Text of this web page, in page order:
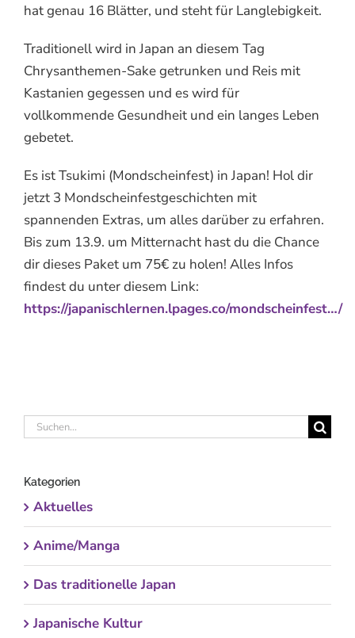
hat genau 16 Blätter, und steht für Langlebigkeit.
Traditionell wird in Japan an diesem Tag
Chrysanthemen-Sake getrunken und Reis mit
Kastanien gegessen und es wird für
vollkommende Gesundheit und ein langes Leben
gebetet.
Es ist Tsukimi (Mondscheinfest) in Japan! Hol dir
jetzt 3 Mondscheinfestgeschichten mit
spannenden Extras, um alles darüber zu erfahren.
Bis zum 13.9. um Mitternacht hast du die Chance
dir dieses Paket um 75€ zu holen! Alles Infos
findest du unter diesem Link:
https://japanischlernen.lpages.co/mondscheinfest…/
Suche
Kategorien
Aktuelles
Anime/Manga
Das traditionelle Japan
Japanische Kultur